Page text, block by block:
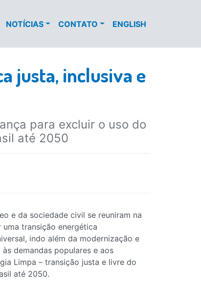
NOTÍCIAS CONTATO ENGLISH
justa, inclusiva e
para excluir o uso do
até 2050
e da sociedade civil se reuniram na
transição energética
indo além da modernização e
demandas populares e aos
Limpa – transição justa e livre do
até 2050.